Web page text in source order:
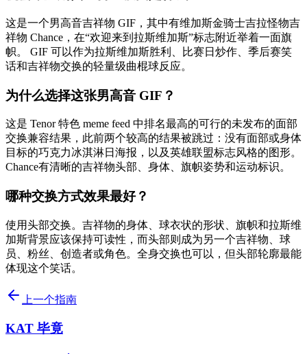
这是一个男高音吉祥物 GIF，其中有维加斯金骑士吉拉怪物吉
祥物 Chance，在“欢迎来到拉斯维加斯”标志附近举着一面旗
帜。 GIF 可以作为拉斯维加斯胜利、比赛日炒作、季后赛笑
话和吉祥物交换的轻量级曲棍球反应。
为什么选择这张男高音 GIF？
这是 Tenor 特色 meme feed 中排名最高的可行的未发布的面部
交换兼容结果，此前两个较高的结果被跳过：没有面部或身体
目标的巧克力冰淇淋日海报，以及英雄联盟标志风格的图形。
Chance有清晰的吉祥物头部、身体、旗帜姿势和运动标识。
哪种交换方式效果最好？
使用头部交换。吉祥物的身体、球衣状的形状、旗帜和拉斯维
加斯背景应该保持可读性，而头部则成为另一个吉祥物、球
员、粉丝、创造者或角色。全身交换也可以，但头部轮廓最能
体现这个笑话。
上一个指南
KAT 毕竟